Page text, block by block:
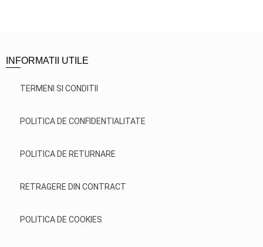
INFORMATII UTILE
TERMENI SI CONDITII
POLITICA DE CONFIDENTIALITATE
POLITICA DE RETURNARE
RETRAGERE DIN CONTRACT
POLITICA DE COOKIES